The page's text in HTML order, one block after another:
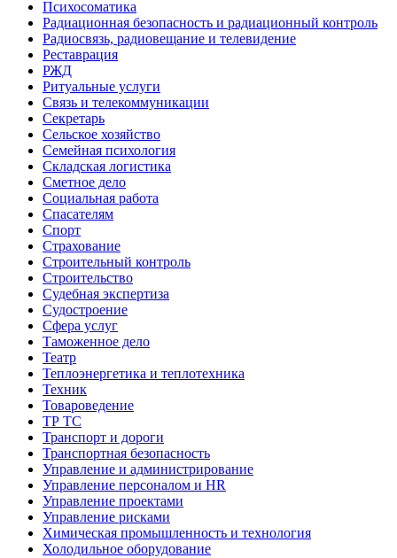
Психосоматика
Радиационная безопасность и радиационный контроль
Радиосвязь, радиовещание и телевидение
Реставрация
РЖД
Ритуальные услуги
Связь и телекоммуникации
Секретарь
Сельское хозяйство
Семейная психология
Складская логистика
Сметное дело
Социальная работа
Спасателям
Спорт
Страхование
Строительный контроль
Строительство
Судебная экспертиза
Судостроение
Сфера услуг
Таможенное дело
Театр
Теплоэнергетика и теплотехника
Техник
Товароведение
ТР ТС
Транспорт и дороги
Транспортная безопасность
Управление и администрирование
Управление персоналом и HR
Управление проектами
Управление рисками
Химическая промышленность и технология
Холодильное оборудование